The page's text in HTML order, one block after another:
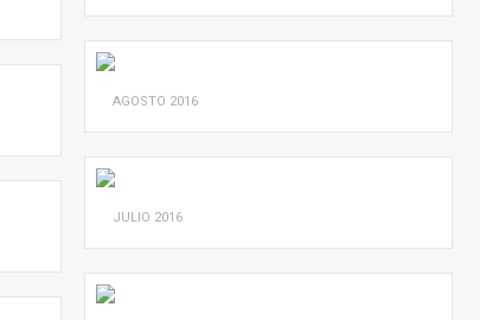
AGOSTO 2016
JULIO 2016